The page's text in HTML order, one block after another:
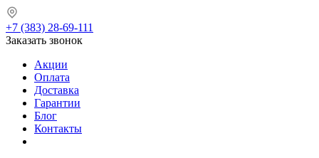
+7 (383) 28-69-111
Заказать звонок
Акции
Оплата
Доставка
Гарантии
Блог
Контакты